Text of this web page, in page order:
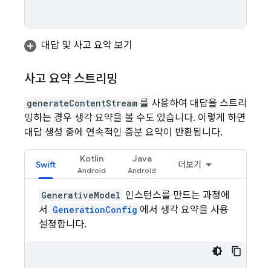
대답 및 사고 요약 보기
사고 요약 스트리밍
generateContentStream 를 사용하여 대답을 스트리
밍하는 경우 생각 요약을 볼 수도 있습니다. 이렇게 하면
대답 생성 중에 연속적인 증분 요약이 반환됩니다.
Swift
Kotlin Java
더보기
GenerativeModel 인스턴스를 만드는 과정에
서
GenerationConfig 에서 생각 요약을 사용
설정합니다.